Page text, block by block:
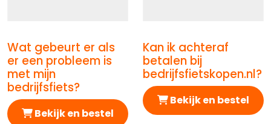
Afbeelding Wat gebeurt er als er een probleem is
Wat gebeurt er als
er een probleem is
met mijn
bedrijfsfiets?
Bekijk en bestel
Afbeelding Kan ik
Kan ik achteraf
betalen bij
bedrijfsfietskopen.nl?
Bekijk en bestel